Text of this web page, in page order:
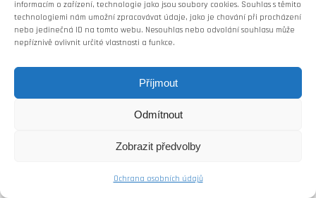
informacím o zařízení, technologie jako jsou soubory cookies. Souhlas s těmito
technologiemi nám umožní zpracovávat údaje, jako je chování při procházení
nebo jedinečná ID na tomto webu. Nesouhlas nebo odvolání souhlasu může
nepříznivě ovlivnit určité vlastnosti a funkce.
Příjmout
Odmítnout
Zobrazit předvolby
Ochrana osobních údajů